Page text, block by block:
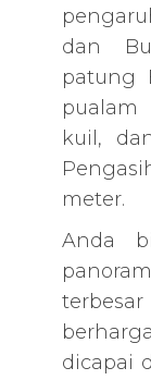
dan
patung
kuil,
meter.
Anda
terbesar
dicapai